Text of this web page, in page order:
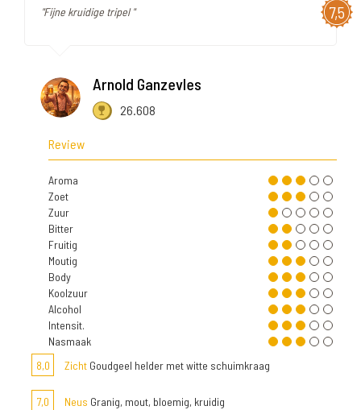
7,5
"Fijne kruidige tripel "
Arnold Ganzevles
26.608
Review
Aroma
Zoet
Zuur
Bitter
Fruitig
Moutig
Body
Koolzuur
Alcohol
Intensit.
Nasmaak
8,0
Zicht Goudgeel helder met witte schuimkraag
7,0 Neus Granig, mout, bloemig, kruidig